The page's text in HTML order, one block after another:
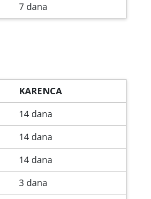
7 dana
KARENCA
14 dana
14 dana
14 dana
3 dana